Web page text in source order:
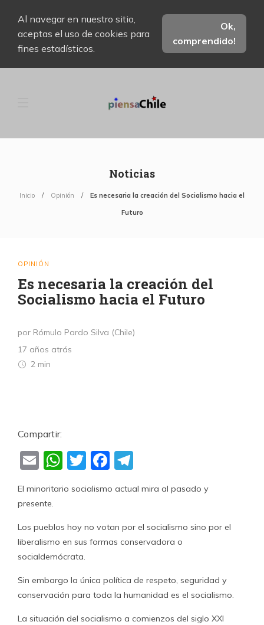
Al navegar en nuestro sitio,
aceptas el uso de cookies para
fines estadísticos.
Ok,
comprendido!
Noticias
Inicio Opinión Es necesaria la creación del Socialismo hacia el
Futuro
OPINIÓN
Es necesaria la creación del
Socialismo hacia el Futuro
por Rómulo Pardo Silva (Chile)
17 años atrás
2 min
Compartir:
EmailWhatsApp
TwitterFacebook
El minoritario socialismo actual mira al pasado y
presente.
Los pueblos hoy no votan por el socialismo sino por el
liberalismo en sus formas conservadora o
socialdemócrata.
Sin embargo la única política de respeto, seguridad y
conservación para toda la humanidad es el socialismo.
La situación del socialismo a comienzos del siglo XXI